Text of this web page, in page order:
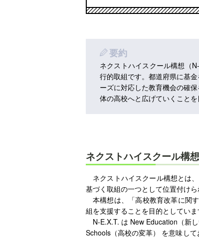
要約
ネクストハイスクール構想（
行的取組です。都道府県に基
ーズに対応した教育機会の確
体の高校へと広げていくことを
ネクストハイスクール構
ネクストハイスクール構想とは
基づく取組の一つとして位置付け
本構想は、「高校教育改革に関
組を支援することを目的としていま
N-E.X.T. は New Education（新
Schools（高校の変革） を意味し